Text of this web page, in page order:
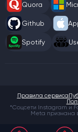
Quora
Github
Spotify
*Соцсети Instagram и
Meta признана
Правила сервиса